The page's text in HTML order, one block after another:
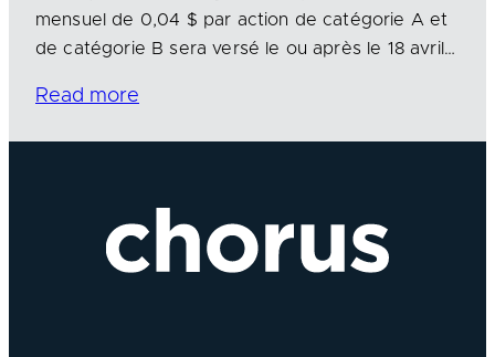
mensuel de 0,04 $ par action de catégorie A et
de catégorie B sera versé le ou après le 18 avril…
Read more